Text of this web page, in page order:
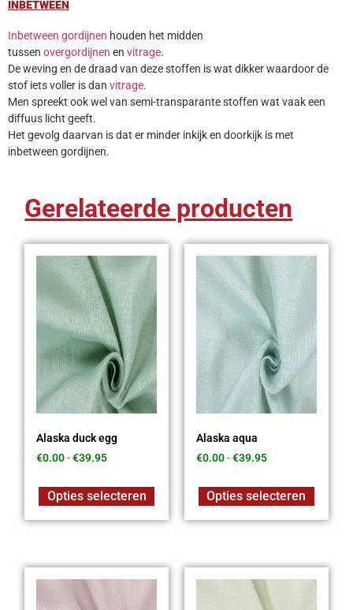
INBETWEEN
Inbetween gordijnen houden het midden
tussen overgordijnen en vitrage.
De weving en de draad van deze stoffen is wat dikker waardoor de
stof iets voller is dan vitrage.
Men spreekt ook wel van semi-transparante stoffen wat vaak een
diffuus licht geeft.
Het gevolg daarvan is dat er minder inkijk en doorkijk is met
inbetween gordijnen.
Gerelateerde producten
Alaska duck egg
€0.00 - €39.95
Opties selecteren
Alaska aqua
€0.00-€39.95
Opties selecteren